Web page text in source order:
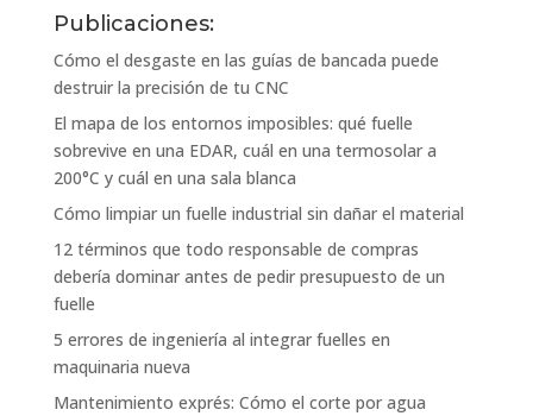
Publicaciones:
Cómo el desgaste en las guías de bancada puede
destruir la precisión de tu CNC
El mapa de los entornos imposibles: qué fuelle
sobrevive en una EDAR, cuál en una termosolar a
200°C y cuál en una sala blanca
Cómo limpiar un fuelle industrial sin dañar el material
12 términos que todo responsable de compras
debería dominar antes de pedir presupuesto de un
fuelle
5 errores de ingeniería al integrar fuelles en
maquinaria nueva
Mantenimiento exprés: Cómo el corte por agua